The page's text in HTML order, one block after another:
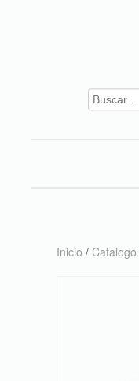
Inicio / Catalogo